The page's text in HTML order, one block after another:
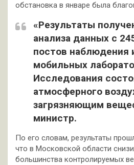
обстановка в январе была
«Результаты
анализа данных с
постов наблюдения
мобильных
Исследования
атмосферного
загрязняющим
министр.
По его словам, результаты
что в Московской области
большинства контролируемых